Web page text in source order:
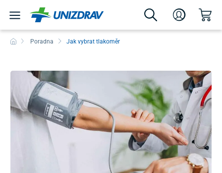
Poradna Jak vybrat tlakoměr